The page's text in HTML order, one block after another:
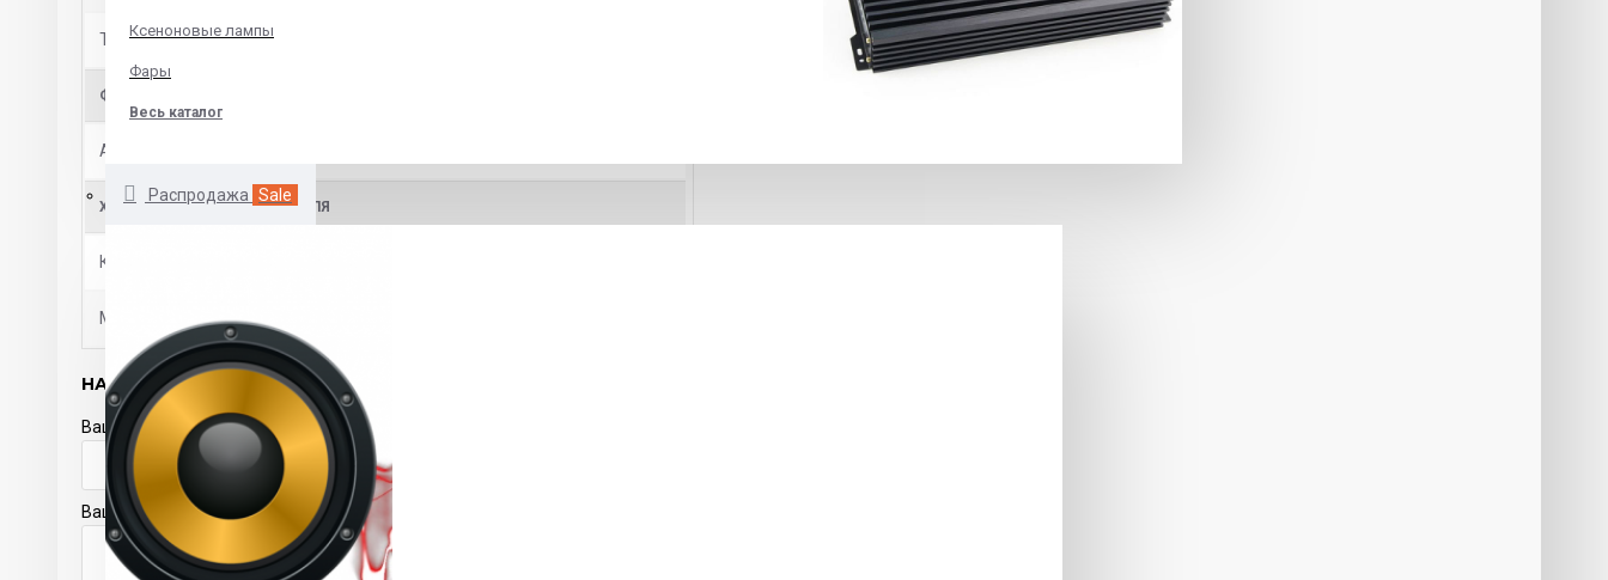
Ксеноновые лампы
Фары
Весь каталог
Распродажа Sale
Типы носителей
ФОРМАТ НОСИТЕЛЕЙ
Аудио форматы
ХАРАКТЕРИСТИКИ УСИЛИТЕЛЯ
Количество каналов
Мощность на канал
НАПИСАТЬ ОТЗЫВ
Ваше имя
Ваш отзыв